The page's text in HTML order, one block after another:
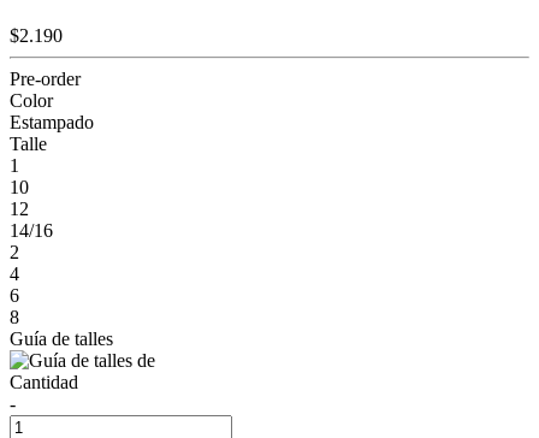
$2.190
Pre-order
Color
Estampado
Talle
1
10
12
14/16
2
4
6
8
Guía de talles
Cantidad
-